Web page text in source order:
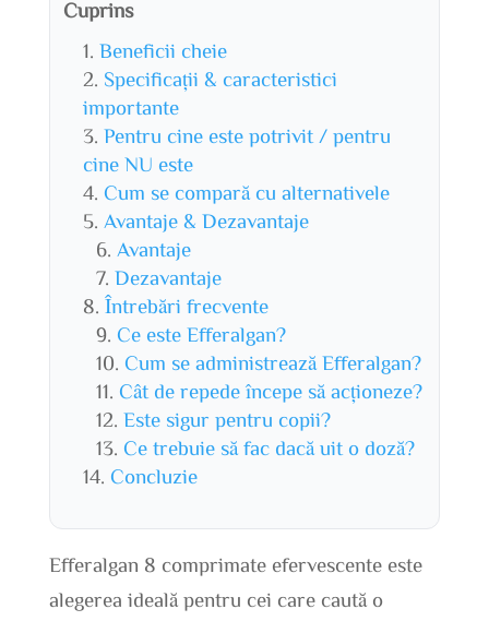
Cuprins
Beneficii cheie
Specificații & caracteristici
importante
Pentru cine este potrivit / pentru
cine NU este
Cum se compară cu alternativele
Avantaje & Dezavantaje
Avantaje
Dezavantaje
Întrebări frecvente
Ce este Efferalgan?
Cum se administrează Efferalgan?
Cât de repede începe să acționeze?
Este sigur pentru copii?
Ce trebuie să fac dacă uit o doză?
Concluzie
Efferalgan 8 comprimate efervescente este
alegerea ideală pentru cei care caută o